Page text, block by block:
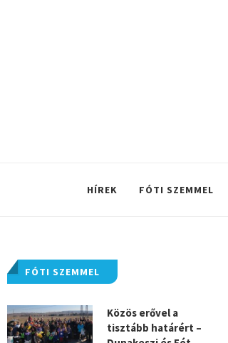
HÍREK FÓTI SZEMMEL
FÓTI SZEMMEL
Közös erővel a
tisztább határért –